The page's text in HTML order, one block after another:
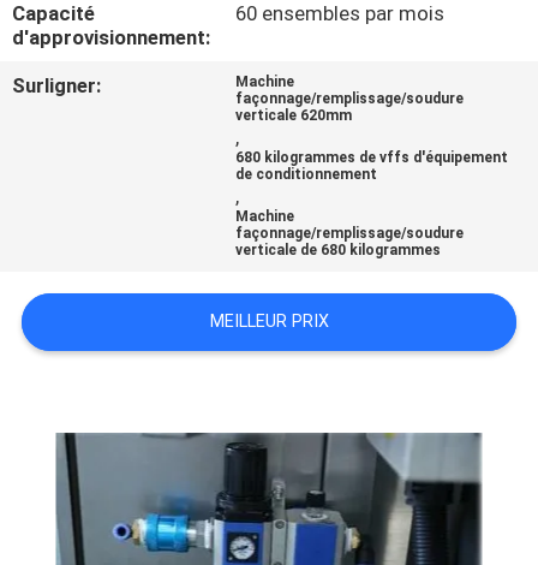
DEMANDEZ
UNE
SITE
PRIVACY
Capacité
d'approvisionnement:
60 ensembles par mois
Surligner:
Machine
façonnage/remplissage/soudure
verticale 620mm
,
680 kilogrammes de vffs d'équipement
de conditionnement
,
Machine
façonnage/remplissage/soudure
verticale de 680 kilogrammes
MEILLEUR PRIX